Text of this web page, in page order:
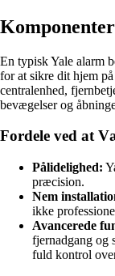
En typisk Yale alarm
for at sikre dit hjem
centralenhed,
bevægelser og
Fordele ved at
Pålidelighed:
præcision.
Nem
ikke
Avancerede
fjernadgang og
fuld kontrol